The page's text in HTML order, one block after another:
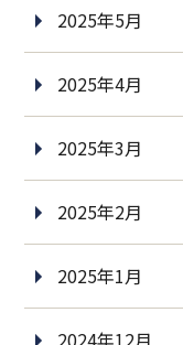
2025年5月
2025年4月
2025年3月
2025年2月
2025年1月
2024年12月